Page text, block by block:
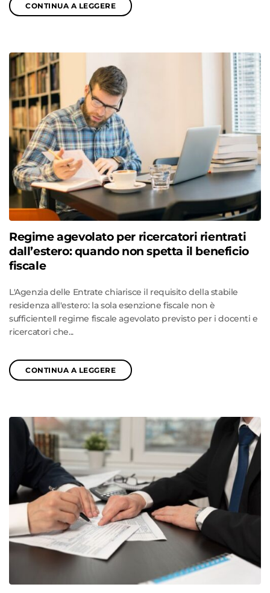
CONTINUA A LEGGERE
Regime agevolato per ricercatori rientrati
dall’estero: quando non spetta il beneficio
fiscale
L'Agenzia delle Entrate chiarisce il requisito della stabile
residenza all'estero: la sola esenzione fiscale non è
sufficienteIl regime fiscale agevolato previsto per i docenti e
ricercatori che...
CONTINUA A LEGGERE